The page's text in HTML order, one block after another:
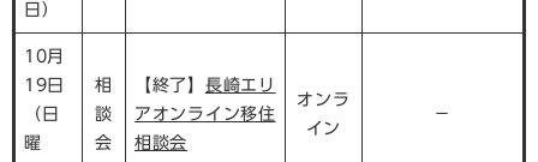
日）
10月
19日
（日
曜
相
談
会
【終了】 長崎エリ
アオンライン移住
相談会
オンラ
イン
－